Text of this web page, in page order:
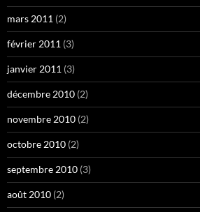
mars 2011 (2)
février 2011 (3)
janvier 2011 (3)
décembre 2010 (2)
novembre 2010 (2)
octobre 2010 (2)
septembre 2010 (3)
août 2010 (2)